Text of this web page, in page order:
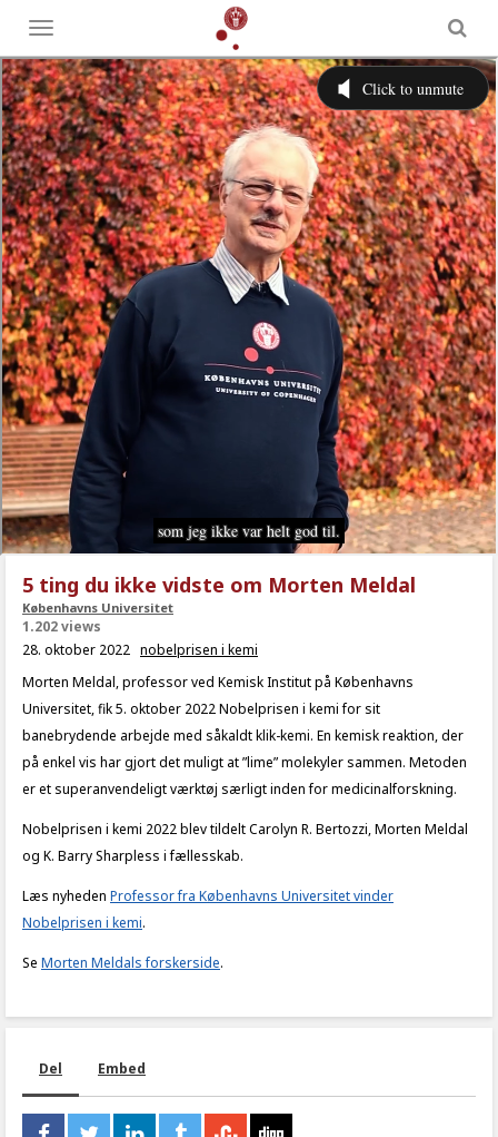
Toggle
menu
5 ting du ikke vidste om Morten Meldal
Københavns Universitet
1.202 views
28. oktober 2022 nobelprisen i kemi
Morten Meldal, professor ved Kemisk Institut på Københavns
Universitet, fik 5. oktober 2022 Nobelprisen i kemi for sit
banebrydende arbejde med såkaldt klik-kemi. En kemisk reaktion, der
på enkel vis har gjort det muligt at ”lime” molekyler sammen. Metoden
er et superanvendeligt værktøj særligt inden for medicinalforskning.
Nobelprisen i kemi 2022 blev tildelt Carolyn R. Bertozzi, Morten Meldal
og K. Barry Sharpless i fællesskab.
Læs nyheden Professor fra Københavns Universitet vinder
Nobelprisen i kemi.
Se Morten Meldals forskerside.
Del Embed